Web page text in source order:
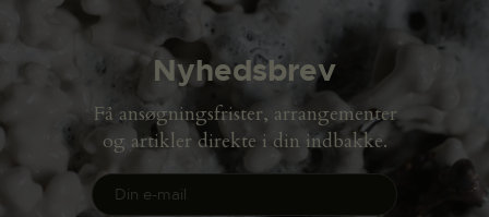
Nyhedsbrev
Få ansøgningsfrister, arrangementer
og artikler direkte i din indbakke.